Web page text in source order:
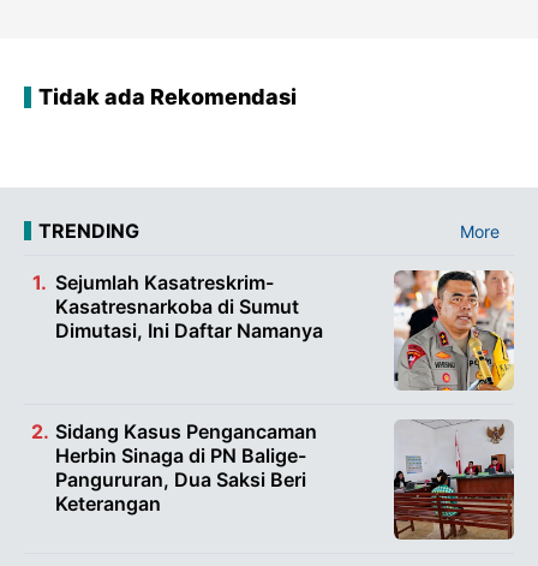
Tidak ada Rekomendasi
TRENDING More
Sejumlah Kasatreskrim-
Kasatresnarkoba di Sumut
Dimutasi, Ini Daftar Namanya
Sidang Kasus Pengancaman
Herbin Sinaga di PN Balige-
Pangururan, Dua Saksi Beri
Keterangan